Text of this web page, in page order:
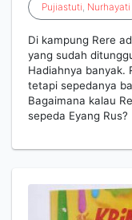
Pujiastuti, Nurhayati
Di kampung Rere
yang sudah
Hadiahnya banyak.
tetapi sepedanya
Bagaimana kalau
sepeda Eyang Rus?